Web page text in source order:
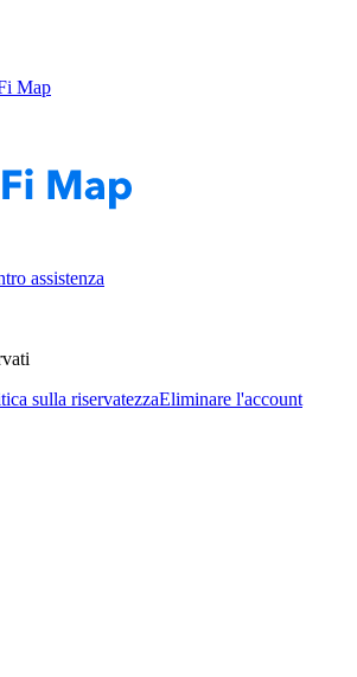
Map
assistenza
sulla riservatezzaEliminare l'account